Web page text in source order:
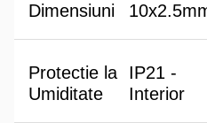
Dimensiuni
Protectie la
Umiditate
IP21 -
Interior